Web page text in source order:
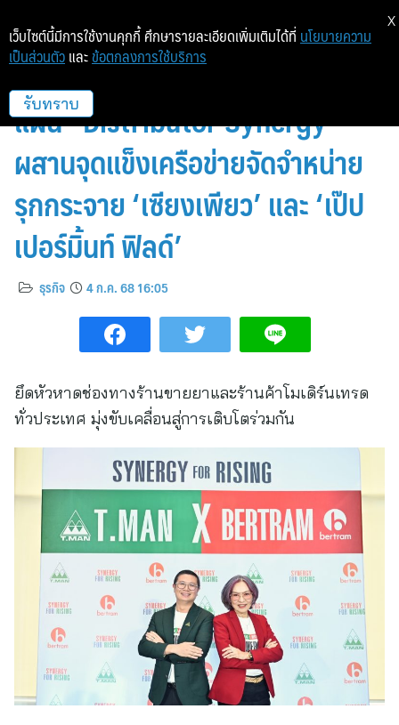
TMAN ผนึกกำลัง BERTRAM เปิด
แผน “Distributor Synergy”
ผสานจุดแข็งเครือข่ายจัดจำหน่าย
รุกกระจาย ‘เซียงเพียว’ และ ‘เป๊ป
เปอร์มิ้นท์ ฟิลด์’
ธุรกิจ 4 ก.ค. 68 16:05
ยึดหัวหาดช่องทางร้านขายยาและร้านค้าโมเดิร์นเทรด
ทั่วประเทศ มุ่งขับเคลื่อนสู่การเติบโตร่วมกัน
เว็บไซต์นี้มีการใช้งานคุกกี้ ศึกษารายละเอียดเพิ่มเติมได้ที่ นโยบายความ
เป็นส่วนตัว และ ข้อตกลงการใช้บริการ
รับทราบ
X